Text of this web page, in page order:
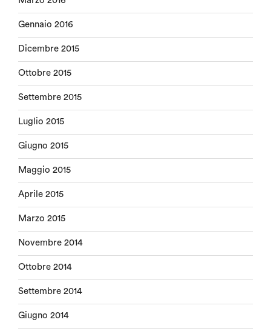
Gennaio 2016
Dicembre 2015
Ottobre 2015
Settembre 2015
Luglio 2015
Giugno 2015
Maggio 2015
Aprile 2015
Marzo 2015
Novembre 2014
Ottobre 2014
Settembre 2014
Giugno 2014